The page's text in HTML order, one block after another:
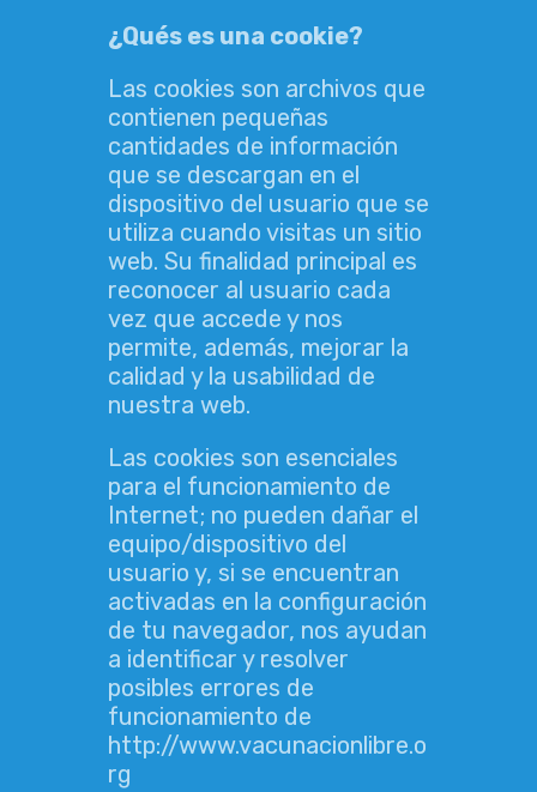
¿Qués es una cookie?
Las cookies son archivos que
contienen pequeñas
cantidades de información
que se descargan en el
dispositivo del usuario que se
utiliza cuando visitas un sitio
web. Su finalidad principal es
reconocer al usuario cada
vez que accede y nos
permite, además, mejorar la
calidad y la usabilidad de
nuestra web.
Las cookies son esenciales
para el funcionamiento de
Internet; no pueden dañar el
equipo/dispositivo del
usuario y, si se encuentran
activadas en la configuración
de tu navegador, nos ayudan
a identificar y resolver
posibles errores de
funcionamiento de
http://www.vacunacionlibre.o
rg